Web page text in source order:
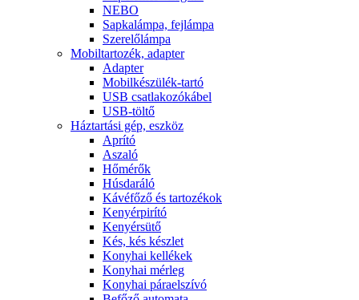
NEBO
Sapkalámpa, fejlámpa
Szerelőlámpa
Mobiltartozék, adapter
Adapter
Mobilkészülék-tartó
USB csatlakozókábel
USB-töltő
Háztartási gép, eszköz
Aprító
Aszaló
Hőmérők
Húsdaráló
Kávéfőző és tartozékok
Kenyérpirító
Kenyérsütő
Kés, kés készlet
Konyhai kellékek
Konyhai mérleg
Konyhai páraelszívó